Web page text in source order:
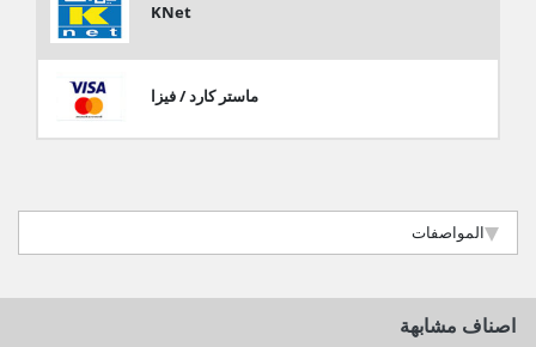
KNet
ماستر كارد / فيزا
المواصفات
اصناف مشابهة